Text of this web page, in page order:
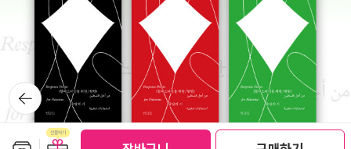
상을 바꾼 30가지 심리 실험> 따위의 책이었다. 대부분
심리학, 경영 전략, 경제이론, 논리학 등에 관한 이론서들이었다. 자게
서로 분류되는 책은 거의 없었고, 굳이 꼽자면 <의사결정의 원칙> 정
도 있겠다. 하지만 <핑>이나 <누가 내 치즈를 옮겼을까>와 같은 책
은 아니다. 비즈니스의 경영 사례로부터 올바른 의사결정을 훈련하는
실용서이기에 쉬운 책은 아니다. 거의 고시 공부하다시피 읽은 책들
뒤로가
기